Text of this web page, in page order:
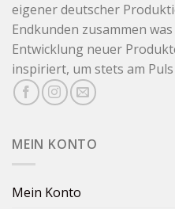
eigener deutscher
Endkunden zusammen
Entwicklung neuer
inspiriert, um stets am
MEIN KONTO
Mein Konto